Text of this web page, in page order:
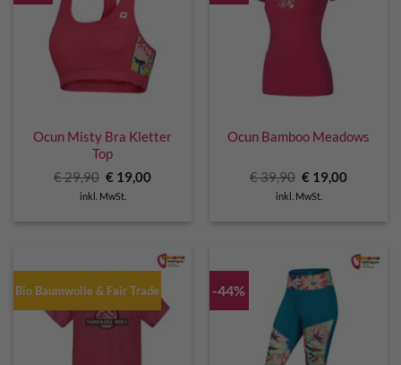
Ocun Misty Bra Kletter
Top
€29,90 Ursprünglicher
Preis
war:
€ 19,00Aktueller
inkl. MwSt.
Ocun Bamboo Meadows
€39,90 Ursprünglicher
Preis
war:
€ 19,00
inkl. MwSt.
Bio Baumwolle & Fair Trade -44%